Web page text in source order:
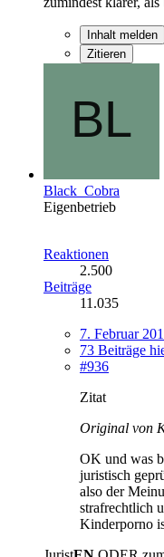
Inhalt melden
Zitieren
Black_Cobra
Eigenbetrieb
Reaktionen
2.500
Beiträge
11.035
7. Februar
73 Beiträge
#936
Zitat
Original von
OK und was
juristisch
also der
strafrechtlich
Kinderporno